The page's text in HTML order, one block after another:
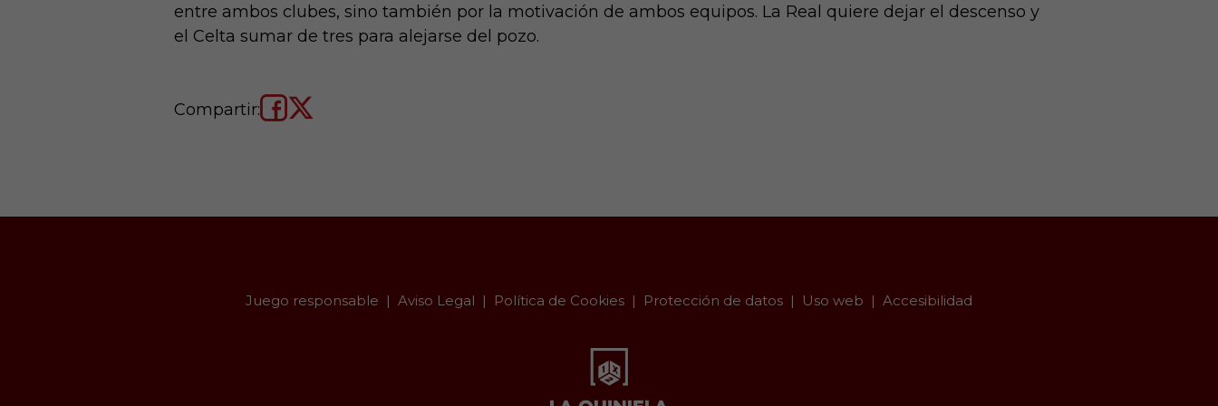
entre ambos clubes, sino también por la motivación de ambos equipos. La Real quiere dejar el descenso y
el Celta sumar de tres para alejarse del pozo.
Compartir:
Juego responsable Aviso Legal Política de Cookies Protección de datos Uso web Accesibilidad